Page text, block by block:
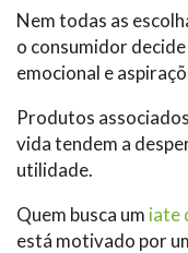
Nem todas as
o consumidor
emocional e
Produtos
vida tendem a
utilidade.
Quem busca um iate
está motivado por